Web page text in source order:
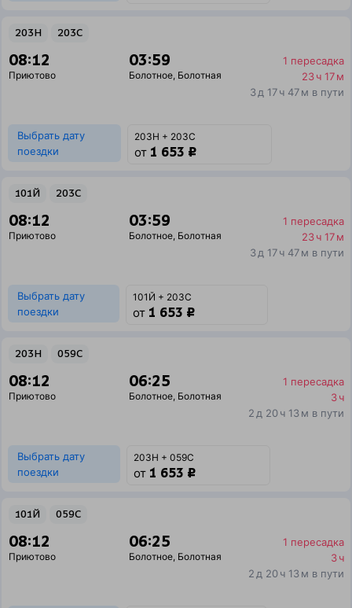
203Н 203С
08:12
Приютово
03:59
Болотное, Болотная
1 пересадка
23 ч 17 м
3 д 17 ч 47 м в пути
Выбрать дату
поездки
203Н + 203С
от 1 653 ₽
101Й 203С
08:12
Приютово
03:59
Болотное, Болотная
1 пересадка
23 ч 17 м
3 д 17 ч 47 м в пути
Выбрать дату
поездки
101Й + 203С
от 1 653 ₽
203Н 059С
08:12
Приютово
06:25
Болотное, Болотная
1 пересадка
3 ч
2 д 20 ч 13 м в пути
Выбрать дату
поездки
203Н + 059С
от 1 653 ₽
101Й 059С
08:12
Приютово
06:25
Болотное, Болотная
1 пересадка
3 ч
2 д 20 ч 13 м в пути